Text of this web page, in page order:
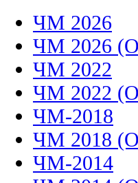
ЧМ 2026
ЧМ 2026
ЧМ 2022
ЧМ 2022
ЧМ-2018
ЧМ 2018
ЧМ-2014